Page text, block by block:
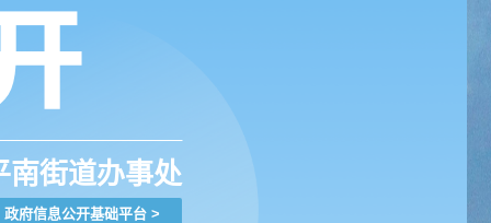
南街道办事处
政府信息公开基础平台 >